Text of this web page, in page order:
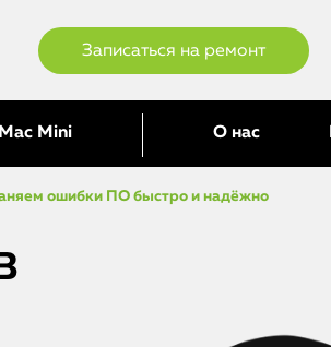
Записаться на ремонт
Mac Mini О нас
ошибки ПО быстро и надёжно